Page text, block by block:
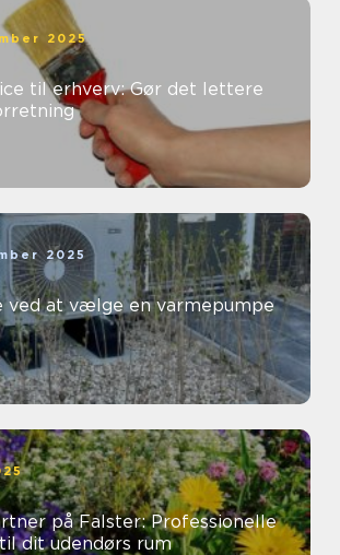
2025
til erhverv: Gør det lettere
2025
ved at vælge en varmepumpe
på Falster: Professionelle
dit udendørs rum